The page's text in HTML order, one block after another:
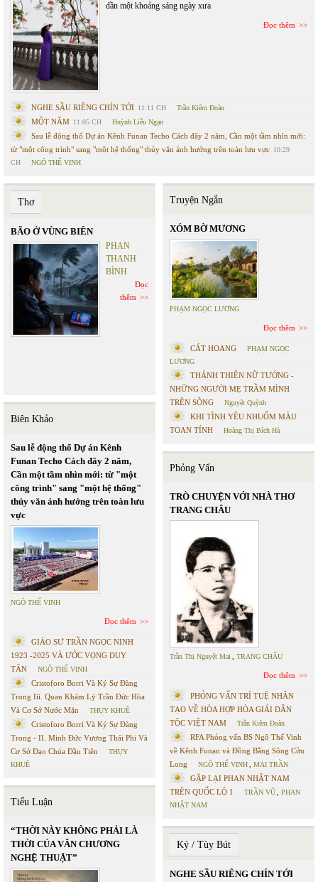
dần một khoảng sáng ngày xưa
Đọc thêm
NGHE SẦU RIÊNG CHÍN TỚI 11:11 CH Trần Kiêm Đoàn
MỘT NĂM 11:05 CH Huỳnh Liễu Ngạn
Sau lễ động thổ Dự án Kênh Funan Techo Cách đây 2 năm, Cần một tầm nhìn mới:
từ "một công trình" sang "một hệ thống" thủy văn ảnh hưởng trên toàn lưu vực 10:29
CH
NGÔ THẾ VINH
Thơ
BÃO Ở VÙNG BIÊN
PHAN
THANH
BÌNH
Đọc
thêm
Biên Khảo
Sau lễ động thổ Dự án Kênh
Funan Techo Cách đây 2 năm,
Cần một tầm nhìn mới: từ "một
công trình" sang "một hệ thống"
thủy văn ảnh hưởng trên toàn lưu
vực
NGÔ THẾ VINH
Đọc thêm
GIÁO SƯ TRẦN NGỌC NINH
1923 -2025 VÀ ƯỚC VỌNG DUY
TÂN
NGÔ THẾ VINH
Cristoforo Borri Và Ký Sự Đàng
Trong Iii. Quan Khám Lý Trần Đức Hòa
Và Cơ Sở Nước Mặn
THỤY KHUÊ
Cristoforo Borri Và Ký Sự Đàng
Trong - II. Minh Đức Vương Thái Phi Và
Cơ Sở Đạo Chúa Đầu Tiên
THỤY
KHUÊ
Tiểu Luận
“THỜI NÀY KHÔNG PHẢI LÀ
THỜI CỦA VĂN CHƯƠNG
NGHỆ THUẬT”
Truyện Ngắn
XÓM BỜ MƯƠNG
PHẠM NGỌC LƯƠNG
Đọc thêm
CÁT HOANG
PHẠM NGỌC
LƯƠNG
THÁNH THIÊN NỮ TƯỚNG -
NHỮNG NGƯỜI MẸ TRẦM MÌNH
TRÊN SÔNG
Nguyệt Quỳnh
KHI TÌNH YÊU NHUỐM MÀU
TOAN TÍNH
Hoàng Thị Bích Hà
Phỏng Vấn
TRÒ CHUYỆN VỚI NHÀ THƠ
TRANG CHÂU
Trần Thị Nguyệt Mai TRANG CHÂU
Đọc thêm
PHỎNG VẤN TRÍ TUỆ NHÂN
TẠO VỀ HÒA HỢP HÒA GIẢI DÂN
TỘC VIỆT NAM
Trần Kiêm Đoàn
RFA Phỏng vấn BS Ngô Thế Vinh
về Kênh Funan và Đồng Bằng Sông Cửu
Long
NGÔ THẾ VINH MAI TRẦN
GẶP LẠI PHAN NHẬT NAM
TRÊN QUỐC LỘ 1
TRẦN VŨ
PHAN
NHẬT NAM
Ký / Tùy Bút
NGHE SẦU RIÊNG CHÍN TỚI